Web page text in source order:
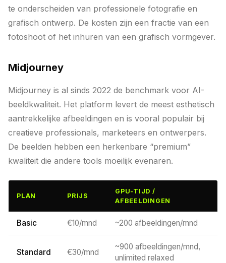
te onderscheiden van professionele fotografie en
grafisch ontwerp. De kosten zijn een fractie van een
fotoshoot of het inhuren van een grafisch vormgever.
Midjourney
Midjourney is al sinds 2022 de benchmark voor AI-
beeldkwaliteit. Het platform levert de meest esthetisch
aantrekkelijke afbeeldingen en is vooral populair bij
creatieve professionals, marketeers en ontwerpers.
De beelden hebben een herkenbare “premium”
kwaliteit die andere tools moeilijk evenaren.
PLAN PRIJS
GPU-TIJD /
AFBEELDINGEN
Basic €10/mnd ~200 afbeeldingen/mnd
Standard €30/mnd
~900 afbeeldingen/mnd,
unlimited relaxed